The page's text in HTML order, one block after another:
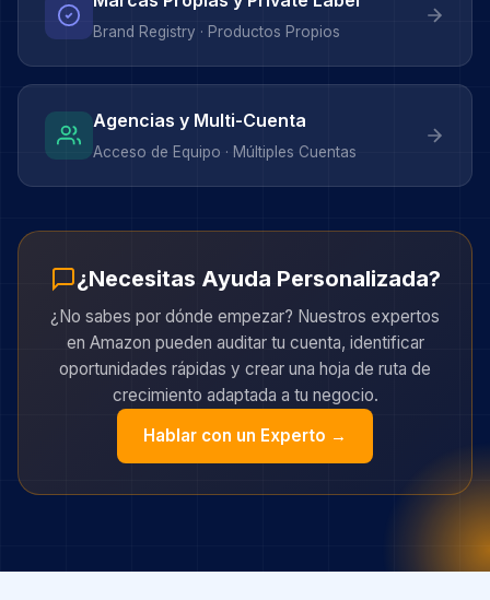
Brand Registry · Productos Propios
Agencias y Multi-Cuenta
Acceso de Equipo · Múltiples Cuentas
¿Necesitas Ayuda Personalizada?
¿No sabes por dónde empezar? Nuestros expertos
en Amazon pueden auditar tu cuenta, identificar
oportunidades rápidas y crear una hoja de ruta de
crecimiento adaptada a tu negocio.
Hablar con un Experto →